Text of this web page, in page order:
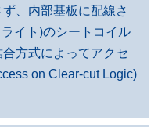
、内部基板に配線さ
イト)のシートコイル
方式によってアクセ
on Clear-cut Logic)